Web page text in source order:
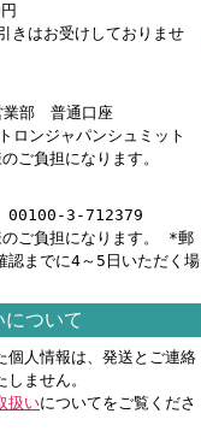
きはお受けしておりませ
部 普通口座
ンジャパンシュミット
ご負担になります。
00100-3-712379
ご負担になります。 *郵
認までに4～5日いただく場
ついて
個人情報は、発送とご連絡
ません。
扱いについてをご覧くださ